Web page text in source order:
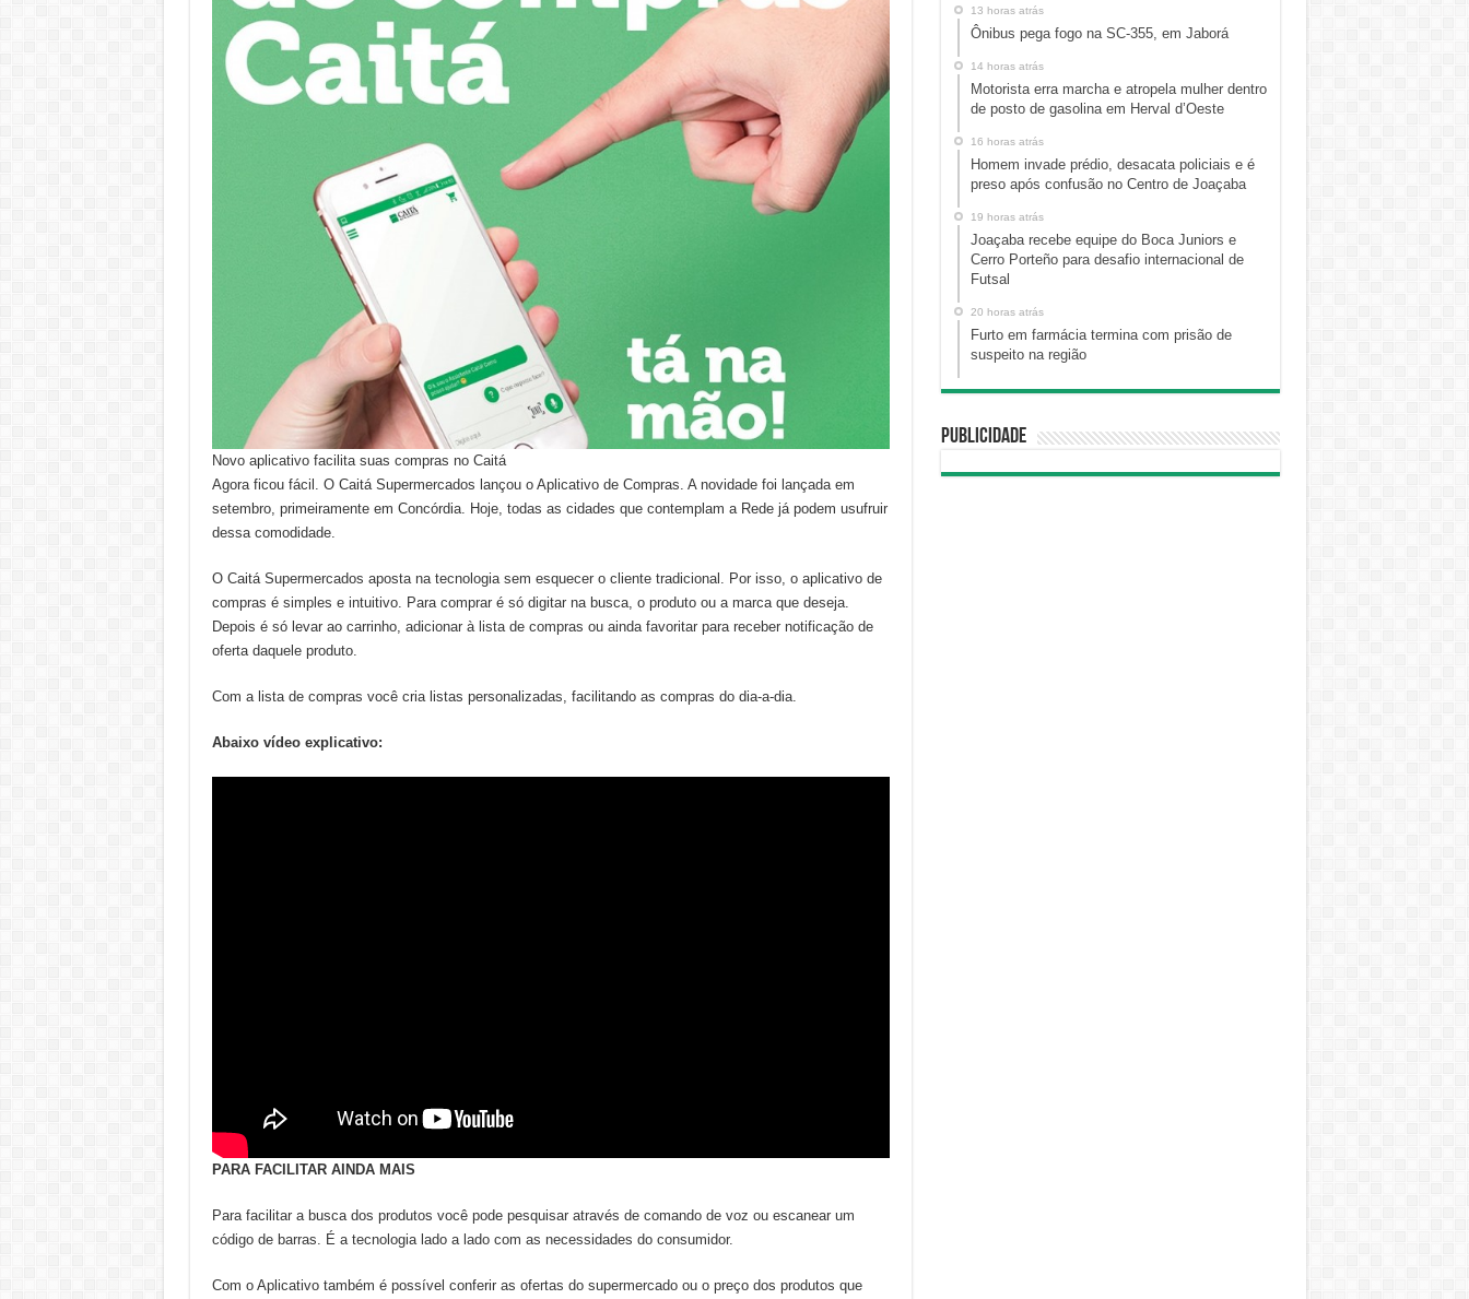
Novo aplicativo facilita suas compras no Caitá
Agora ficou fácil. O Caitá Supermercados lançou o Aplicativo de Compras. A novidade foi lançada em
setembro, primeiramente em Concórdia. Hoje, todas as cidades que contemplam a Rede já podem usufruir
dessa comodidade.
O Caitá Supermercados aposta na tecnologia sem esquecer o cliente tradicional. Por isso, o aplicativo de
compras é simples e intuitivo. Para comprar é só digitar na busca, o produto ou a marca que deseja.
Depois é só levar ao carrinho, adicionar à lista de compras ou ainda favoritar para receber notificação de
oferta daquele produto.
Com a lista de compras você cria listas personalizadas, facilitando as compras do dia-a-dia.
Abaixo vídeo explicativo:
PARA FACILITAR AINDA MAIS
Para facilitar a busca dos produtos você pode pesquisar através de comando de voz ou escanear um
código de barras. É a tecnologia lado a lado com as necessidades do consumidor.
Com o Aplicativo também é possível conferir as ofertas do supermercado ou o preço dos produtos que
13 horas atrás
Ônibus pega fogo na SC-355, em Jaborá
14 horas atrás
Motorista erra marcha e atropela mulher dentro
de posto de gasolina em Herval d’Oeste
16 horas atrás
Homem invade prédio, desacata policiais e é
preso após confusão no Centro de Joaçaba
19 horas atrás
Joaçaba recebe equipe do Boca Juniors e
Cerro Porteño para desafio internacional de
Futsal
20 horas atrás
Furto em farmácia termina com prisão de
suspeito na região
Publicidade